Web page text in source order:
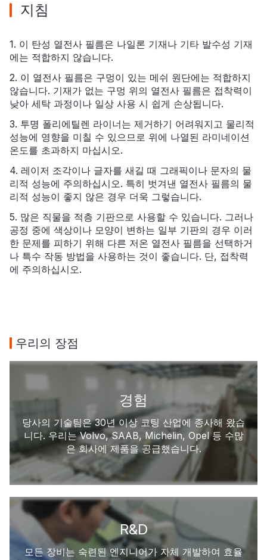
지침
1. 이 탄성 열전사 필름은 나일론 기재나 기타 발수성 기재
에는 적합하지 않습니다.
2. 이 열전사 필름은 구멍이 있는 메쉬 원단에는 적합하지
않습니다. 기재가 없는 구멍 위의 열전사 필름은 접착력이
낮아 세탁 과정이나 일상 사용 시 쉽게 손상됩니다.
3. 투명 폴리에틸렌 라이너는 제거하기 어려워지고 물리적
성능에 영향을 미칠 수 있으므로 위에 나열된 라미네이션
온도를 초과하지 마십시오.
4. 레이저 조각이나 글자를 새길 때 그래픽이나 문자의 물
리적 성능에 주의하십시오. 특히 벗겨낸 열전사 필름의 물
리적 성능이 좋지 않은 경우 더욱 그렇습니다.
5. 많은 직물을 적층 기판으로 사용할 수 있습니다. 그러나
공정 중에 색상이나 모양이 변하는 일부 기판의 경우 이러
한 문제를 피하기 위해 다른 저온 열전사 필름을 선택하거
나 특수 작동 방법을 사용하는 것이 좋습니다. 단, 접착력
에 주의하십시오.
우리의 장점
경험
당사의 기술팀은 30년 이상 코팅 산업에 종사해 왔습
니다. 우리는 Volvo, SAAB, Michelin, Opel 등 수많
은 회사에 제품을 공급했습니다.
R&D
모든 장비는 숙련된 엔지니어가 자체 개발하여 효율